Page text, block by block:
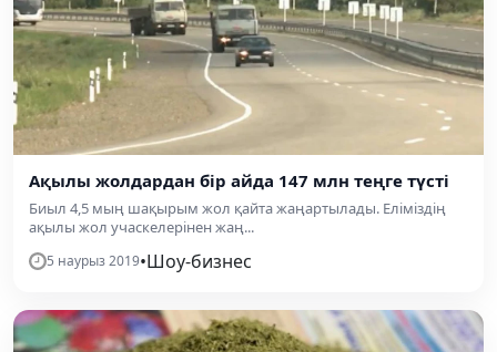
Ақылы жолдардан бір айда 147 млн теңге түсті
Биыл 4,5 мың шақырым жол қайта жаңартылады. Еліміздің
ақылы жол учаскелерінен жаң...
5 наурыз 2019•Шоу-бизнес